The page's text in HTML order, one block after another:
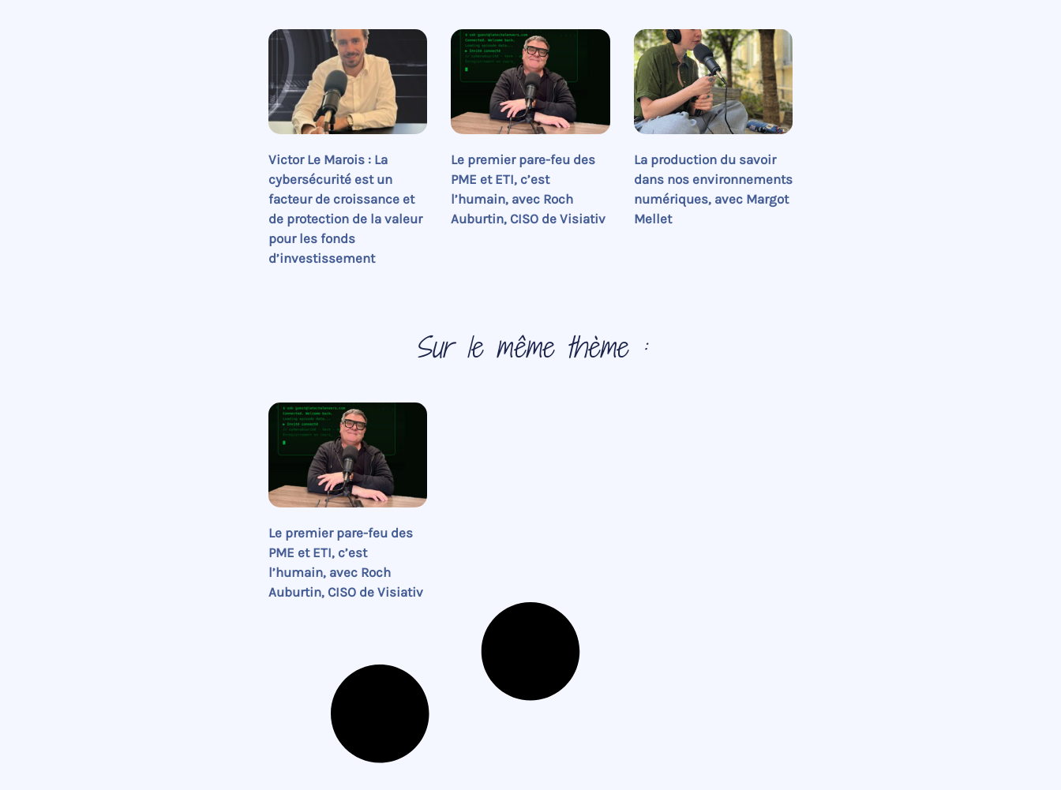
Victor Le Marois : La
cybersécurité est un
facteur de croissance et
de protection de la valeur
pour les fonds
d’investissement
Le premier pare-feu des
PME et ETI, c’est
l’humain, avec Roch
Auburtin, CISO de Visiativ
La production du savoir
dans nos environnements
numériques, avec Margot
Mellet
Sur le même thème :
Le premier pare-feu des
PME et ETI, c’est
l’humain, avec Roch
Auburtin, CISO de Visiativ